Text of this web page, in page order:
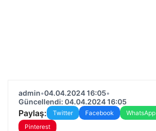
admin•04.04.2024 16:05•
Güncellendi: 04.04.2024 16:05
Paylaş: Twitter Facebook WhatsApp
Pinterest